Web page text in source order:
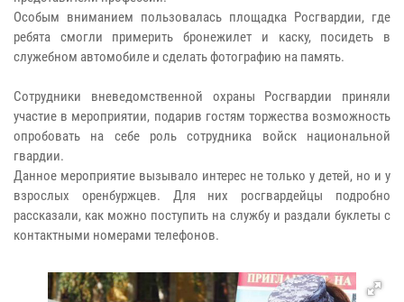
Особым вниманием пользовалась площадка Росгвардии, где
ребята смогли примерить бронежилет и каску, посидеть в
служебном автомобиле и сделать фотографию на память.
Сотрудники вневедомственной охраны Росгвардии приняли
участие в мероприятии, подарив гостям торжества возможность
опробовать на себе роль сотрудника войск национальной
гвардии.
Данное мероприятие вызывало интерес не только у детей, но и у
взрослых оренбуржцев. Для них росгвардейцы подробно
рассказали, как можно поступить на службу и раздали буклеты с
контактными номерами телефонов.